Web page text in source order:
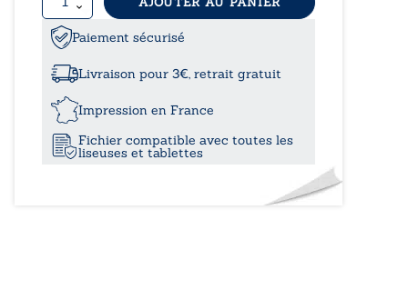
de
Double
peine
Paiement sécurisé
Livraison pour 3€, retrait gratuit
Impression en France
Fichier compatible avec toutes les
liseuses et tablettes